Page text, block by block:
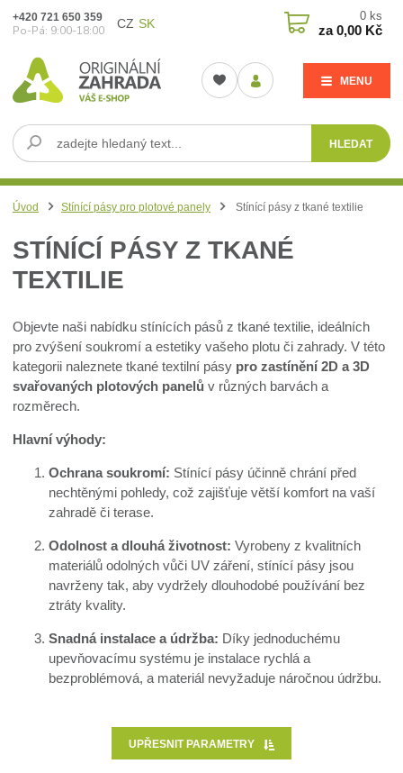
CZ SK
MENU
HLEDAT
+420 721 650 359
Po-Pá: 9:00-18:00
0 ks
za0,00 Kč
Úvod Stínící pásy pro plotové panely Stínící pásy z tkané textilie
STÍNÍCÍ PÁSY Z TKANÉ
TEXTILIE
Objevte naši nabídku stínících pásů z tkané textilie, ideálních
pro zvýšení soukromí a estetiky vašeho plotu či zahrady. V této
kategorii naleznete tkané textilní pásy pro zastínění 2D a 3D
svařovaných plotových panelův různých barvách a
rozměrech.
Hlavní výhody:
Ochrana soukromí: Stínící pásy účinně chrání před
nechtěnými pohledy, což zajišťuje větší komfort na vaší
zahradě či terase.
Odolnost a dlouhá životnost: Vyrobeny z kvalitních
materiálů odolných vůči UV záření, stínící pásy jsou
navrženy tak, aby vydržely dlouhodobé používání bez
ztráty kvality.
Snadná instalace a údržba: Díky jednoduchému
upevňovacímu systému je instalace rychlá a
bezproblémová, a materiál nevyžaduje náročnou údržbu.
UPŘESNIT PARAMETRY